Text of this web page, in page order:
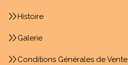
Histoire
Galerie
Conditions Générales de Vente